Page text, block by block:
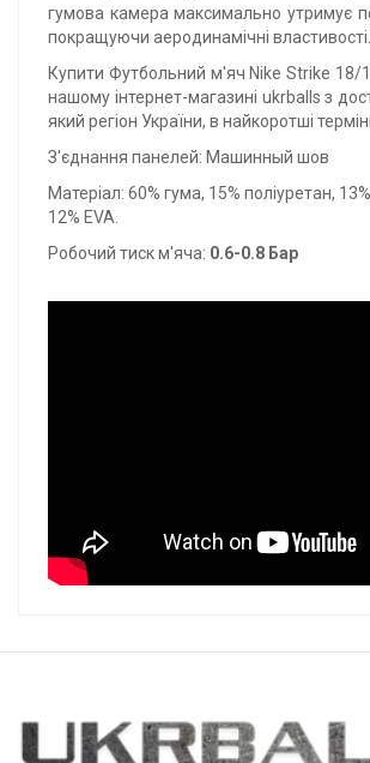
гумова камера максимально утримує
покращуючи аеродинамічні властивості.
Купити Футбольний м'яч Nike Strike 18/
нашому інтернет-магазині ukrballs з
який регіон України, в найкоротші
З'єднання панелей: Машинный шов
Матеріал: 60% гума, 15% поліуретан,
12% EVA.
Робочий тиск м'яча: 0.6-0.8 Бар